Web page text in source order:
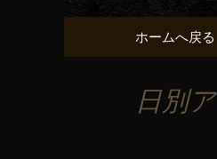
コンテンツへ移
ホームへ戻る
日別